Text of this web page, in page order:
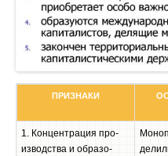
ПРИЗНАКИ
1. Концентрация про­
изводства и образо­